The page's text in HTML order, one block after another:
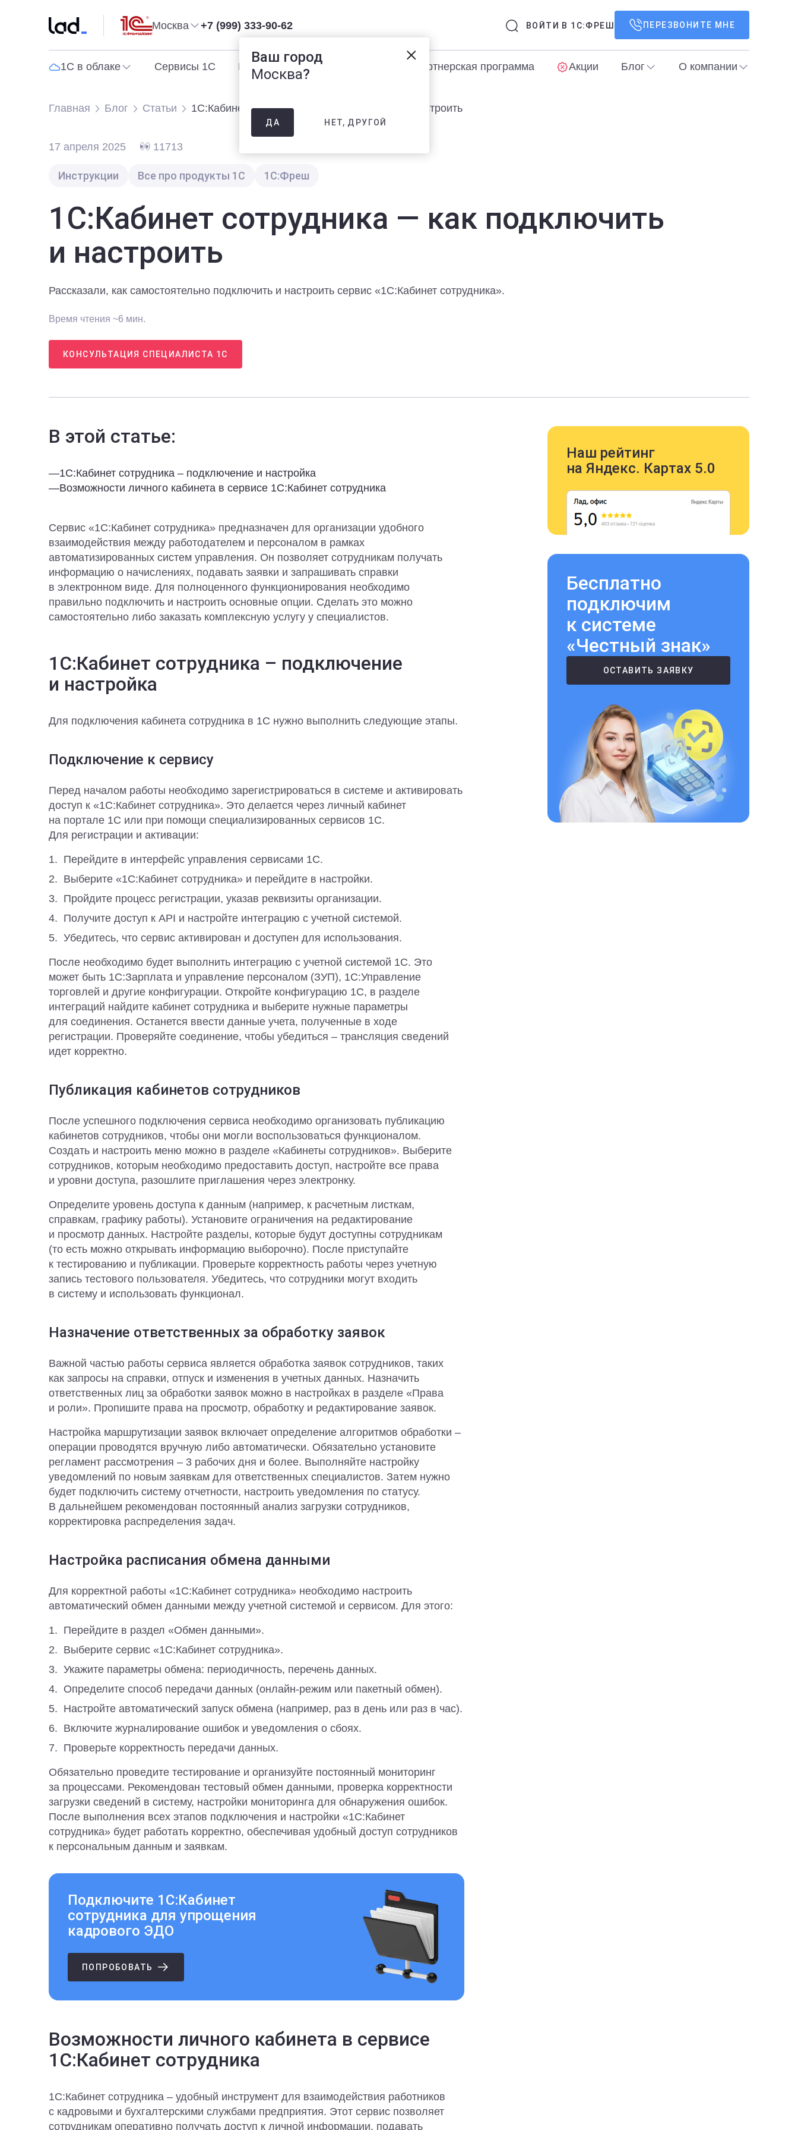
Москва +7 (999) 333-90-62 ВОЙТИ В 1С:ФРЕШ ПЕРЕЗВОНИТЕ МНЕ
1С в облаке Сервисы 1С Программы 1С Партнерская программа Акции Блог О компании
Главная Блог Статьи 1С:Кабинет сотрудника — как подключить и настроить
17 апреля 2025 11713
Инструкции Все про продукты 1С 1С:Фреш
1С:Кабинет сотрудника — как подключить
и настроить
Рассказали, как самостоятельно подключить и настроить сервис «1С:Кабинет сотрудника».
Время чтения ~6 мин.
КОНСУЛЬТАЦИЯ СПЕЦИАЛИСТА 1С
Наш рейтинг
на Яндекс. Картах 5.0
Бесплатно
подключим
к системе
«Честный знак»
ОСТАВИТЬ ЗАЯВКУ
В этой статье:
—1C:Кабинет сотрудника – подключение и настройка
—Возможности личного кабинета в сервисе 1C:Кабинет сотрудника
Сервис «1С:Кабинет сотрудника» предназначен для организации удобного
взаимодействия между работодателем и персоналом в рамках
автоматизированных систем управления. Он позволяет сотрудникам получать
информацию о начислениях, подавать заявки и запрашивать справки
в электронном виде. Для полноценного функционирования необходимо
правильно подключить и настроить основные опции. Сделать это можно
самостоятельно либо заказать комплексную услугу у специалистов.
1C:Кабинет сотрудника – подключение
и настройка
Для подключения кабинета сотрудника в 1С нужно выполнить следующие этапы.
Подключение к сервису
Перед началом работы необходимо зарегистрироваться в системе и активировать
доступ к «1С:Кабинет сотрудника». Это делается через личный кабинет
на портале 1С или при помощи специализированных сервисов 1С.
Для регистрации и активации:
Перейдите в интерфейс управления сервисами 1С.
Выберите «1С:Кабинет сотрудника» и перейдите в настройки.
Пройдите процесс регистрации, указав реквизиты организации.
Получите доступ к API и настройте интеграцию с учетной системой.
Убедитесь, что сервис активирован и доступен для использования.
После необходимо будет выполнить интеграцию с учетной системой 1С. Это
может быть 1С:Зарплата и управление персоналом (ЗУП), 1С:Управление
торговлей и другие конфигурации. Откройте конфигурацию 1С, в разделе
интеграций найдите кабинет сотрудника и выберите нужные параметры
для соединения. Останется ввести данные учета, полученные в ходе
регистрации. Проверяйте соединение, чтобы убедиться – трансляция сведений
идет корректно.
Публикация кабинетов сотрудников
После успешного подключения сервиса необходимо организовать публикацию
кабинетов сотрудников, чтобы они могли воспользоваться функционалом.
Создать и настроить меню можно в разделе «Кабинеты сотрудников». Выберите
сотрудников, которым необходимо предоставить доступ, настройте все права
и уровни доступа, разошлите приглашения через электронку.
Определите уровень доступа к данным (например, к расчетным листкам,
справкам, графику работы). Установите ограничения на редактирование
и просмотр данных. Настройте разделы, которые будут доступны сотрудникам
(то есть можно открывать информацию выборочно). После приступайте
к тестированию и публикации. Проверьте корректность работы через учетную
запись тестового пользователя. Убедитесь, что сотрудники могут входить
в систему и использовать функционал.
Назначение ответственных за обработку заявок
Важной частью работы сервиса является обработка заявок сотрудников, таких
как запросы на справки, отпуск и изменения в учетных данных. Назначить
ответственных лиц за обработки заявок можно в настройках в разделе «Права
и роли». Пропишите права на просмотр, обработку и редактирование заявок.
Настройка маршрутизации заявок включает определение алгоритмов обработки –
операции проводятся вручную либо автоматически. Обязательно установите
регламент рассмотрения – 3 рабочих дня и более. Выполняйте настройку
уведомлений по новым заявкам для ответственных специалистов. Затем нужно
будет подключить систему отчетности, настроить уведомления по статусу.
В дальнейшем рекомендован постоянный анализ загрузки сотрудников,
корректировка распределения задач.
Настройка расписания обмена данными
Для корректной работы «1С:Кабинет сотрудника» необходимо настроить
автоматический обмен данными между учетной системой и сервисом. Для этого:
Перейдите в раздел «Обмен данными».
Выберите сервис «1С:Кабинет сотрудника».
Укажите параметры обмена: периодичность, перечень данных.
Определите способ передачи данных (онлайн-режим или пакетный обмен).
Настройте автоматический запуск обмена (например, раз в день или раз в час).
Включите журналирование ошибок и уведомления о сбоях.
Проверьте корректность передачи данных.
Обязательно проведите тестирование и организуйте постоянный мониторинг
за процессами. Рекомендован тестовый обмен данными, проверка корректности
загрузки сведений в систему, настройки мониторинга для обнаружения ошибок.
После выполнения всех этапов подключения и настройки «1С:Кабинет
сотрудника» будет работать корректно, обеспечивая удобный доступ сотрудников
к персональным данным и заявкам.
Подключите 1С:Кабинет
сотрудника для упрощения
кадрового ЭДО
ПОПРОБОВАТЬ
Возможности личного кабинета в сервисе
1C:Кабинет сотрудника
1C:Кабинет сотрудника – удобный инструмент для взаимодействия работников
с кадровыми и бухгалтерскими службами предприятия. Этот сервис позволяет
сотрудникам оперативно получать доступ к личной информации, подавать
Ваш город
Москва?
ДА НЕТ, ДРУГОЙ